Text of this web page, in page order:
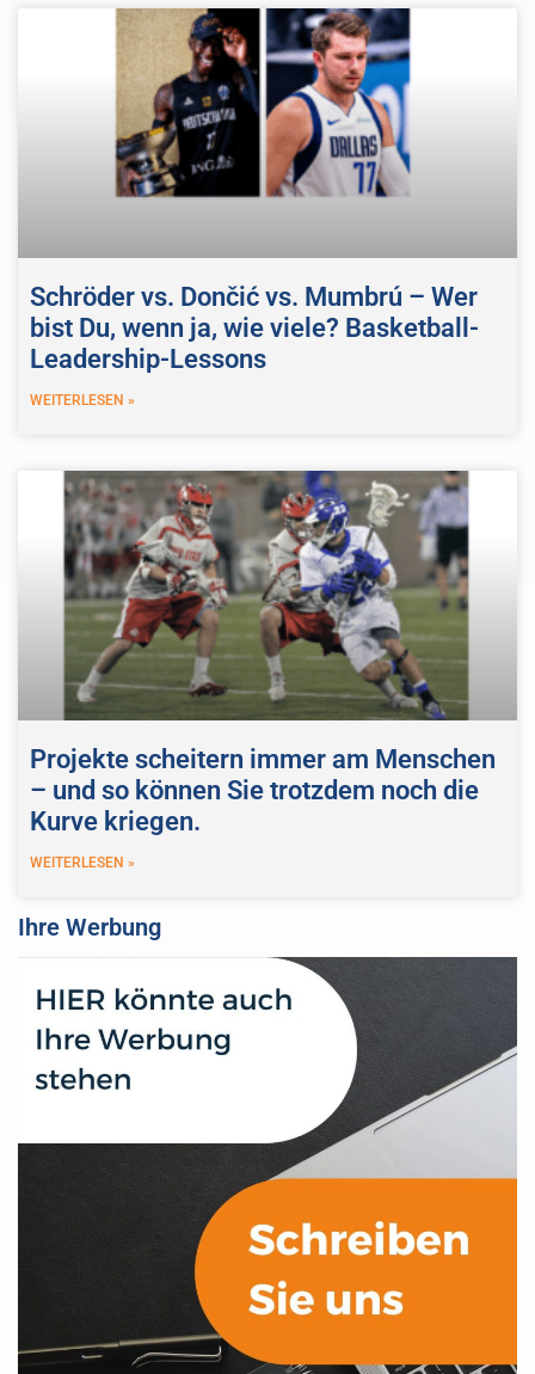
Schröder vs. Dončić vs. Mumbrú – Wer
bist Du, wenn ja, wie viele? Basketball-
Leadership-Lessons
WEITERLESEN »
Projekte scheitern immer am Menschen
– und so können Sie trotzdem noch die
Kurve kriegen.
WEITERLESEN »
Ihre Werbung